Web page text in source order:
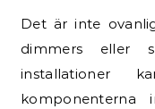
Det är inte
dimmers eller
installationer
komponenterna